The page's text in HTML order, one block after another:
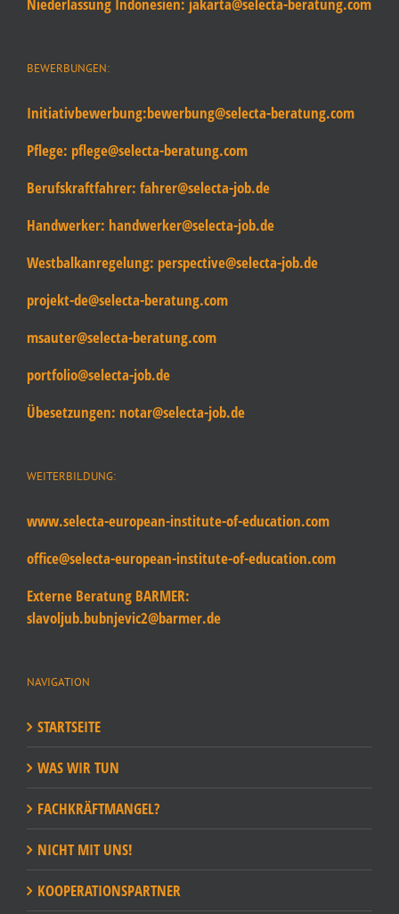
BEWERBUNGEN:
Initiativbewerbung:bewerbung@selecta-beratung.com
Pflege: pflege@selecta-beratung.com
Berufskraftfahrer: fahrer@selecta-job.de
Handwerker: handwerker@selecta-job.de
Westbalkanregelung: perspective@selecta-job.de
projekt-de@selecta-beratung.com
msauter@selecta-beratung.com
portfolio@selecta-job.de
Übesetzungen: notar@selecta-job.de
WEITERBILDUNG:
www.selecta-european-institute-of-education.com
office@selecta-european-institute-of-education.com
Externe Beratung BARMER:
slavoljub.bubnjevic2@barmer.de
NAVIGATION
STARTSEITE
WAS WIR TUN
FACHKRÄFTMANGEL?
NICHT MIT UNS!
KOOPERATIONSPARTNER